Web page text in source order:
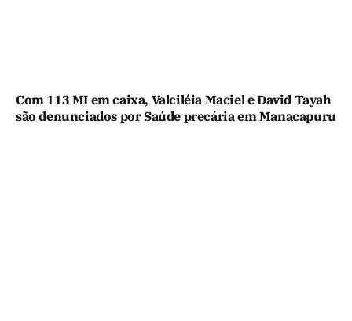
Com 113 MI em caixa, Valciléia Maciel e David Tayah
são denunciados por Saúde precária em Manacapuru